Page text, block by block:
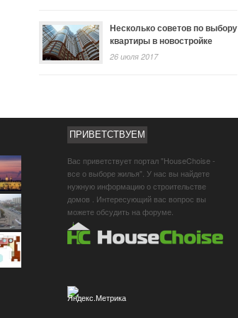
Несколько советов по выбору
квартиры в новостройке
26 июля 2017
ПРИВЕТСТВУЕМ
Вас приветствует портал "HouseChoise -
все о выборе жилья". У нас вы найдете
нужную информацию о строительстве
домов . Интересующий вас вопрос вы
можете обсудить на форуме.